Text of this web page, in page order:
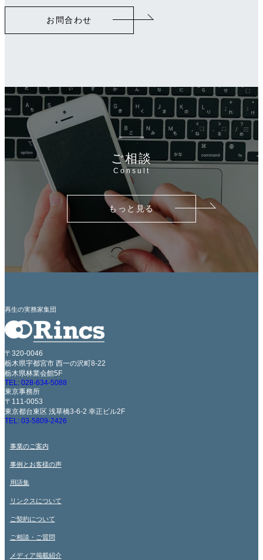
ク
お問合わせ
ご相談
Consult
もっと見る
再生の実務家集団
〒320-0046
栃木県宇都宮市 西一の沢町8-22
栃木県林業会館5F
TEL: 028-634-5088
東京事務所
〒111-0053
東京都台東区 浅草橋3-6-2 幸正ビル2F
TEL: 03-5809-2426
事業のご案内
事例とお客様の声
用語集
リンクスについて
ご契約について
ご相談・ご質問
メディア掲載紹介